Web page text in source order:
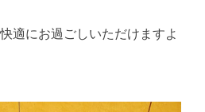
適にお過ごしいただけますよ